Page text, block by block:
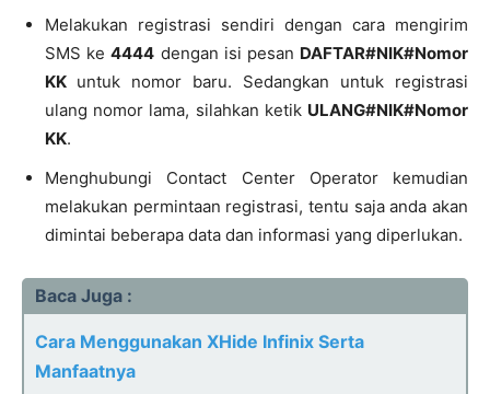
Melakukan registrasi sendiri dengan cara mengirim
SMS ke4444 dengan isi pesan DAFTAR#NIK#Nomor
KK untuk nomor baru. Sedangkan untuk registrasi
ulang nomor lama, silahkan ketik ULANG#NIK#Nomor
KK.
Menghubungi Contact Center Operator kemudian
melakukan permintaan registrasi, tentu saja anda akan
dimintai beberapa data dan informasi yang diperlukan.
Baca Juga :
Cara Menggunakan XHide Infinix Serta
Manfaatnya